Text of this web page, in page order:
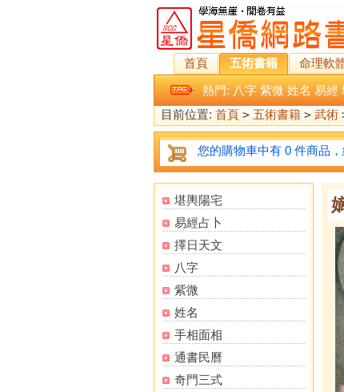
首頁 五術書籍 命理軟
熱門: 八字 紫微 姓名 易經
目前位置: 首頁 > 五術書籍 > 武術
您的購物車中有 0 件商品，
堪輿陽宅
易經占卜
擇日天文
八字
紫微
姓名
手相面相
通書民曆
奇門三式